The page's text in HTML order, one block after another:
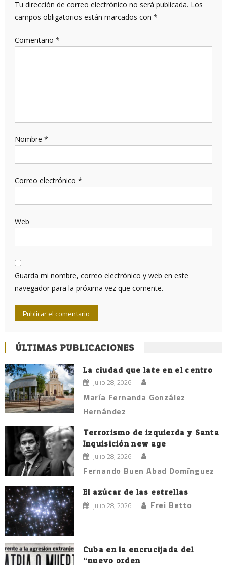
Tu dirección de correo electrónico no será publicada. Los
campos obligatorios están marcados con *
Comentario *
Nombre *
Correo electrónico *
Web
Guarda mi nombre, correo electrónico y web en este
navegador para la próxima vez que comente.
ÚLTIMAS PUBLICACIONES
La ciudad que late en el centro
julio 28, 2026
María Fernanda González
Hernández
Terrorismo de izquierda y Santa
Inquisición new age
julio 28, 2026
Fernando Buen Abad Domínguez
El azúcar de las estrellas
julio 28, 2026 Frei Betto
Cuba en la encrucijada del
“nuevo orden